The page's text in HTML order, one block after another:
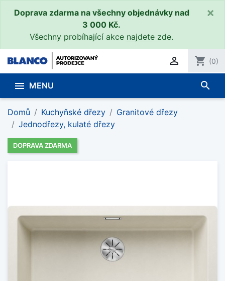
Doprava zdarma na všechny objednávky nad
3 000 Kč.
Všechny probíhající akce najdete zde.
×
 shopping_cart (0)
 MENU search
Domů Kuchyňské dřezy
Granitové dřezy
Jednodřezy, kulaté dřezy
DOPRAVA ZDARMA